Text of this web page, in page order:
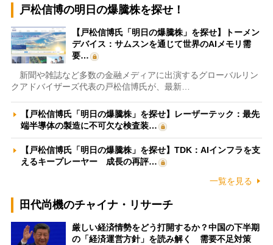
戸松信博の明日の爆騰株を探せ！
【戸松信博氏「明日の爆騰株」を探せ】トーメン
デバイス：サムスンを通じて世界のAIメモリ需
要…
新聞や雑誌など多数の金融メディアに出演するグローバルリン
クアドバイザーズ代表の戸松信博氏が、最新…
【戸松信博氏「明日の爆騰株」を探せ】レーザーテック：最先
端半導体の製造に不可欠な検査装…
【戸松信博氏「明日の爆騰株」を探せ】TDK：AIインフラを支
えるキープレーヤー 成長の再評…
一覧を見る
田代尚機のチャイナ・リサーチ
厳しい経済情勢をどう打開するか？中国の下半期
の「経済運営方針」を読み解く 需要不足対策